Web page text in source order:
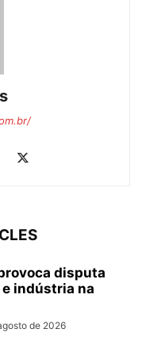
disputa
indústria na
de 2026